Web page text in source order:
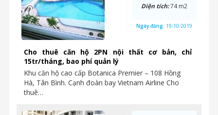
Cho thuê căn hộ 2PN nội thất cơ bản, chỉ
15tr/tháng, bao phí quản lý
Khu căn hộ cao cấp Botanica Premier – 108 Hồng
Hà, Tân Bình. Cạnh đoàn bay Vietnam Airline Cho
thuê…
Diện tích:74 m2
Ngày đăng: 19-10-2019